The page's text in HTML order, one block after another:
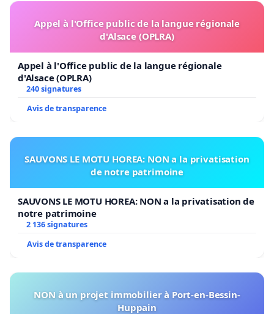
Appel à l'Office public de la langue régionale
d'Alsace (OPLRA)
Appel à l'Office public de la langue régionale
d'Alsace (OPLRA)
240 signatures
Avis de transparence
SAUVONS LE MOTU HOREA: NON a la privatisation
de notre patrimoine
SAUVONS LE MOTU HOREA: NON a la privatisation de
notre patrimoine
2 136 signatures
Avis de transparence
NON à un projet immobilier à Port-en-Bessin-
Huppain